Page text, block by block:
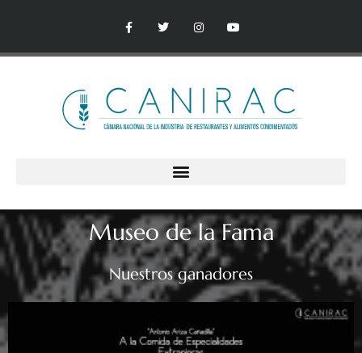
Museo de la Fama
Nuestros ganadores